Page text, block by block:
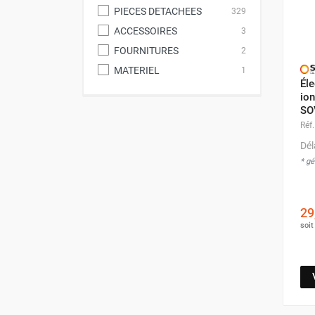
Neutraliseur d'odeur
Hygiène
Sèche-main et sèche-cheveux
Distributeur de savon
Chauffage fixe atelier
PIECES DETACHEES 329
ACCESSOIRES 3
FOURNITURES 2
MATERIEL 1
*
soit